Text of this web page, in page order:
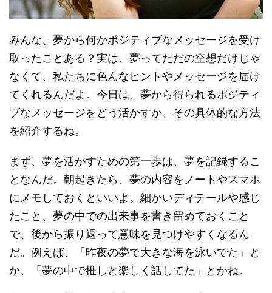
みんな、夢から何かポジティブなメッセージを受け
取ったことある？実は、夢ってただの空想だけじゃ
なくて、私たちに色んなヒントやメッセージを届け
てくれるんだよ。今日は、夢から得られるポジティ
ブなメッセージをどう活かすか、その具体的な方法
を紹介するね。
まず、夢を活かすための第一歩は、夢を記録するこ
となんだ。朝起きたら、夢の内容をノートやスマホ
にメモしておくといいよ。細かいディテールや感じ
たこと、夢の中での出来事を書き留めておくこと
で、後から振り返って意味を見つけやすくなるん
だ。例えば、「昨夜の夢で大きな海を泳いでた」と
か、「夢の中で推しと楽しく話してた」とかね。